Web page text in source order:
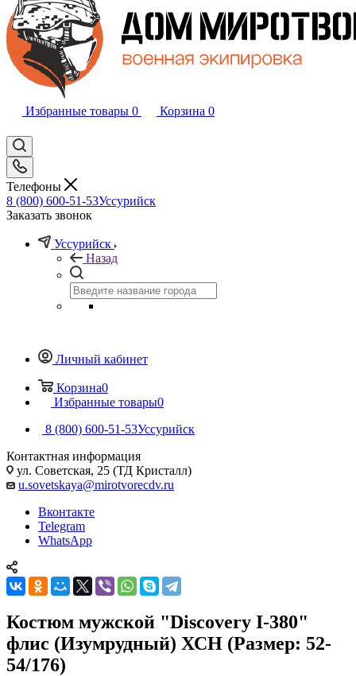
Избранные товары 0 Корзина 0
Телефоны
8 (800) 600-51-53Уссурийск
Заказать звонок
Уссурийск
Назад
Личный кабинет
Корзина0
Избранные товары0
8 (800) 600-51-53Уссурийск
Контактная информация
ул. Советская, 25 (ТД Кристалл)
u.sovetskaya@mirotvorecdv.ru
Вконтакте
Telegram
WhatsApp
Костюм мужской "Discovery I-380"
флис (Изумрудный) ХСН (Размер: 52-
54/176)